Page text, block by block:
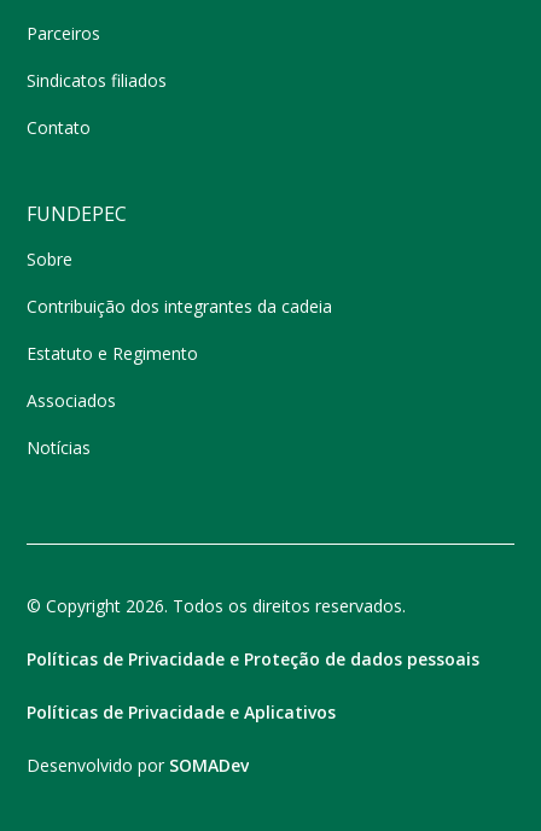
Parceiros
Sindicatos filiados
Contato
FUNDEPEC
Sobre
Contribuição dos integrantes da cadeia
Estatuto e Regimento
Associados
Notícias
© Copyright 2026. Todos os direitos reservados.
Políticas de Privacidade e Proteção de dados pessoais
Políticas de Privacidade e Aplicativos
Desenvolvido por SOMADev